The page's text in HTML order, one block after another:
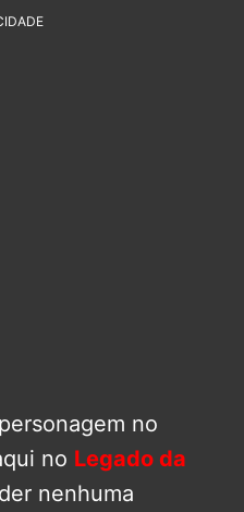
no
no Legado da
nenhuma